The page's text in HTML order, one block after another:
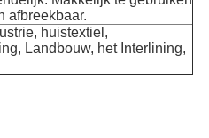
afbreekbaar.
huistextiel,
Landbouw, het Interlining,